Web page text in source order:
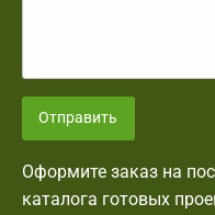
Отправить
Оформите заказ на
каталога готовых